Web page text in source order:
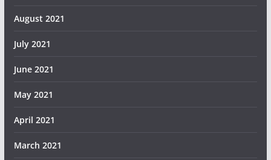
August 2021
July 2021
June 2021
May 2021
April 2021
March 2021